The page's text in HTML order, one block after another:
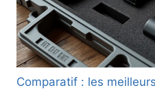
Comparatif : les